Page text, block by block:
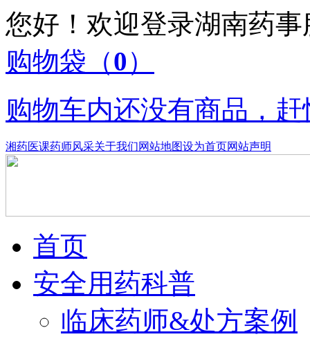
您好！欢迎登录湖南药
购物袋 （0）
购物车内还没有商品，
湘药医课药师风采关于我们网站地图设为首页网站声明
首页
安全用药科普
临床药师&处方案例